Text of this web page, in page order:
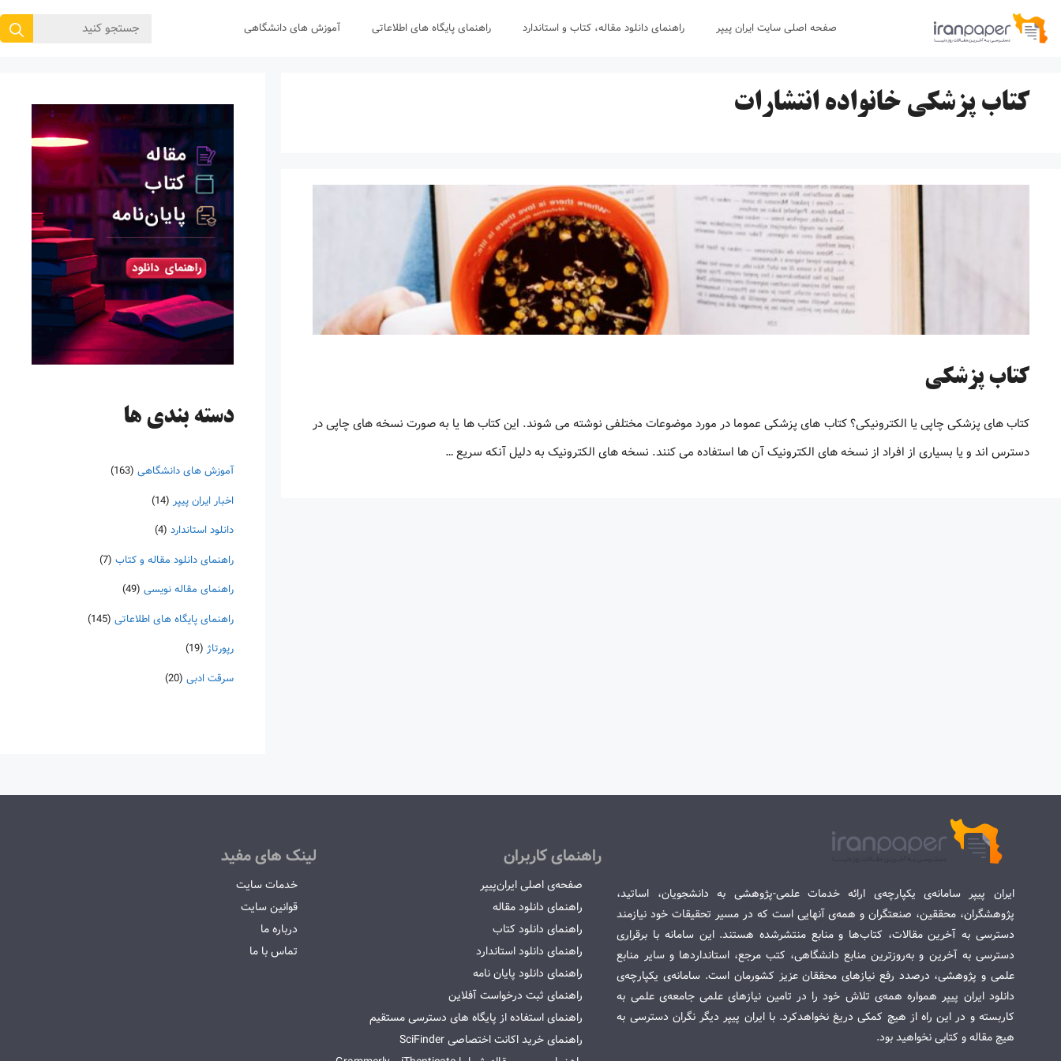
پرش
صفحه اصلی سایت ایران پیپر راهنمای دانلود مقاله، کتاب و استاندارد راهنمای پایگاه های اطلاعاتی آموزش های دانشگاهی
جستجوی
کتاب پزشکی خانواده انتشارات
کتاب پزشکی
کتاب های پزشکی چاپی یا الکترونیکی؟ کتاب های پزشکی عموما در مورد موضوعات مختلفی نوشته می شوند. این کتاب ها یا به صورت نسخه های چاپی در
دسترس اند و یا بسیاری از افراد از نسخه های الکترونیک آن ها استفاده می کنند. نسخه های الکترونیک به دلیل آنکه سریع …
دسته‌ بندی ها
آموزش های دانشگاهی (163)
اخبار ایران پیپر (14)
دانلود استاندارد (4)
راهنمای دانلود مقاله و کتاب (7)
راهنمای مقاله نویسی (49)
راهنمای پایگاه های اطلاعاتی (145)
رپورتاژ (19)
سرقت ادبی (20)
ایران پیپر سامانه‌ی یکپارچه‌ی ارائه خدمات علمی-پژوهشی به دانشجویان، اساتید،
پژوهشگران، محققین، صنعتگران و همه‌ی آنهایی است که در مسیر تحقیقات خود نیازمند
دسترسی به آخرین مقالات، کتاب‌ها و منابع منتشرشده هستند. این سامانه با برقراری
دسترسی به آخرین و به‌روزترین منابع دانشگاهی، کتب مرجع، استانداردها و سایر منابع
علمی و پژوهشی، درصدد رفع نیازهای محققان عزیز کشورمان است. سامانه‌ی یکپارچه‌ی
دانلود ایران پیپر همواره همه‌ی تلاش خود را در تامین نیازهای علمی جامعه‌ی علمی به
کاربسته و در این راه از هیچ کمکی دریغ نخواهدکرد. با ایران پیپر دیگر نگران دسترسی به
هیچ مقاله و کتابی نخواهید بود.
راهنمای کاربران
صفحه‌ی اصلی ایران‌پیپر
راهنمای دانلود مقاله
راهنمای دانلود کتاب
راهنمای دانلود استاندارد
راهنمای دانلود پایان نامه
راهنمای ثبت درخواست آفلاین
راهنمای استفاده از پایگاه های دسترسی مستقیم
راهنمای خرید اکانت اختصاصی SciFinder
لینک های مفید
خدمات سایت
قوانین سایت
درباره ما
تماس با ما